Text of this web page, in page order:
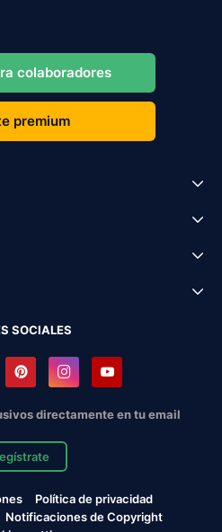
colaboradores
premium
SOCIALES
directamente en tu email
Política de privacidad
Notificaciones de Copyright